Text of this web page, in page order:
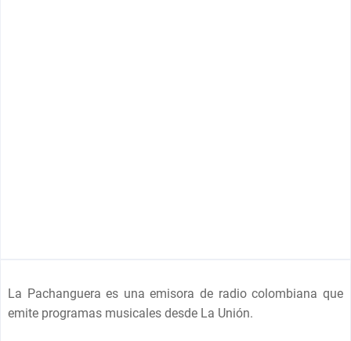
La Pachanguera es una emisora de radio colombiana que
emite programas musicales desde La Unión.